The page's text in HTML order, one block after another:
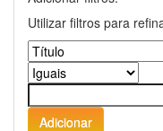
Utilizar filtros para